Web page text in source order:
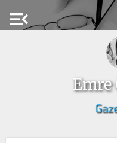
menu_open
Emre